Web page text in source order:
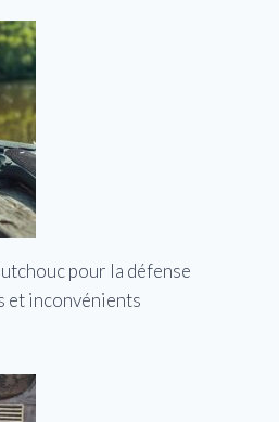
pour la défense
et inconvénients